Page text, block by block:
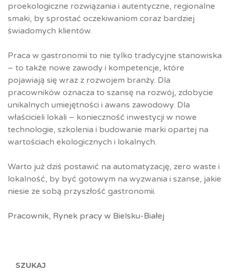
proekologiczne rozwiązania i autentyczne, regionalne
smaki, by sprostać oczekiwaniom coraz bardziej
świadomych klientów.
Praca w gastronomii to nie tylko tradycyjne stanowiska
– to także nowe zawody i kompetencje, które
pojawiają się wraz z rozwojem branży. Dla
pracowników oznacza to szansę na rozwój, zdobycie
unikalnych umiejętności i awans zawodowy. Dla
właścicieli lokali – konieczność inwestycji w nowe
technologie, szkolenia i budowanie marki opartej na
wartościach ekologicznych i lokalnych.
Warto już dziś postawić na automatyzację, zero waste i
lokalność, by być gotowym na wyzwania i szanse, jakie
niesie ze sobą przyszłość gastronomii.
Pracownik, Rynek pracy w Bielsku-Białej
SZUKAJ